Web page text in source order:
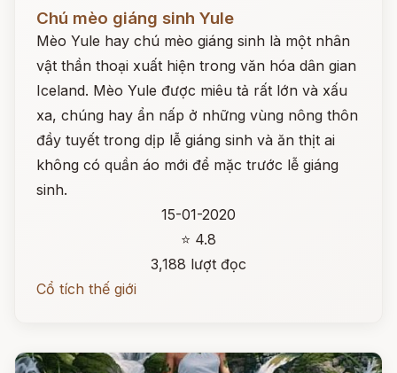
Chú mèo giáng sinh Yule
Mèo Yule hay chú mèo giáng sinh là một nhân
vật thần thoại xuất hiện trong văn hóa dân gian
Iceland. Mèo Yule được miêu tả rất lớn và xấu
xa, chúng hay ẩn nấp ở những vùng nông thôn
đầy tuyết trong dịp lễ giáng sinh và ăn thịt ai
không có quần áo mới để mặc trước lễ giáng
sinh.
15-01-2020
⭐ 4.8
3,188 lượt đọc
Cổ tích thế giới